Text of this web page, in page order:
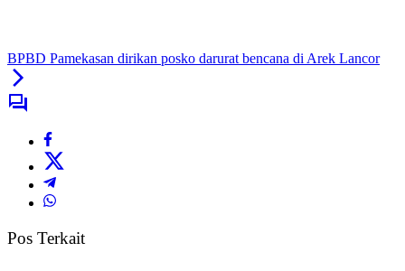
BPBD Pamekasan dirikan posko darurat bencana di Arek Lancor
Pos Terkait